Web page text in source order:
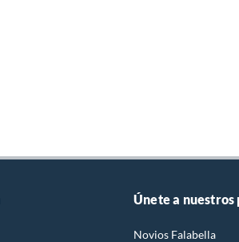
Únete a nuestros
Novios Falabella